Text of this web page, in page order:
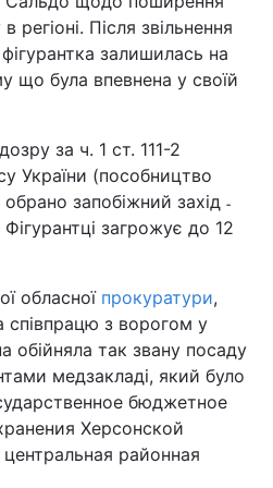
Після звільнення
залишилась на
що була впевнена у своїй
за ч. 1 ст. 111-2
України (пособництво
запобіжний захід ˗
загрожує до 12
обласної прокуратури,
співпрацю з ворогом у
обійняла так звану посаду
медзакладі, який було
бюджетное
Херсонской
районная